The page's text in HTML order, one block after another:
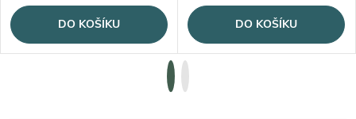
DO KOŠÍKU DO KOŠÍKU